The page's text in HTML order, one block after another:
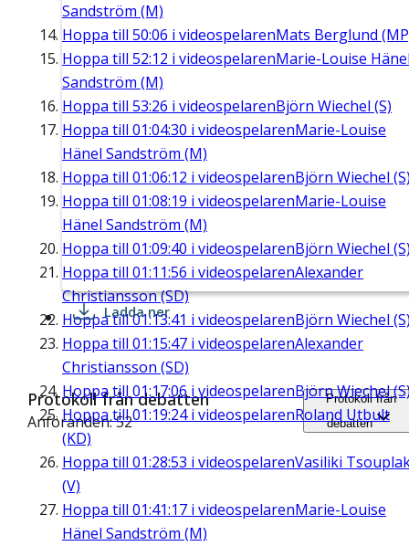
Sandström (M)
Hoppa till 50:06 i videospelarenMats Berglund
Hoppa till 52:12 i videospelarenMarie-Louise
Sandström (M)
Hoppa till 53:26 i videospelarenBjörn Wiechel (S)
Hoppa till 01:04:30 i videospelarenMarie-Louise
Hänel Sandström (M)
Hoppa till 01:06:12 i videospelarenBjörn Wiechel
Hoppa till 01:08:19 i videospelarenMarie-Louise
Hänel Sandström (M)
Hoppa till 01:09:40 i videospelarenBjörn Wiechel
Hoppa till 01:11:56 i videospelarenAlexander
Christiansson (SD)
Hoppa till01:13:41 i videospelarenBjörn Wiechel
Hoppa till 01:15:47 i videospelarenAlexander
Christiansson (SD)
Hoppa till 01:17:06 i videospelarenBjörn Wiechel
Hoppa till01:19:24i videospelarenRoland Utbult
(KD)
Hoppa till 01:28:53 i videospelarenVasiliki
(V)
Hoppa till 01:41:17 i videospelarenMarie-Louise
Hänel Sandström (M)
Ladda ner
Protokoll från debatten
Anföranden: 52
Protokoll från
debatten